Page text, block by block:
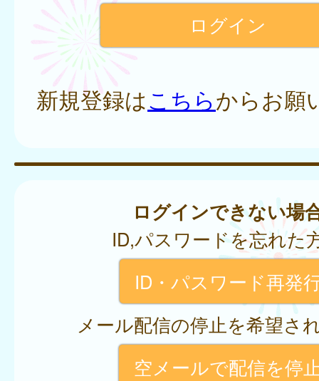
新規登録はこちらからお願
ログインできない場
ID,パスワードを忘れた
ID・パスワード再発
メール配信の停止を希望さ
空メールで配信を停